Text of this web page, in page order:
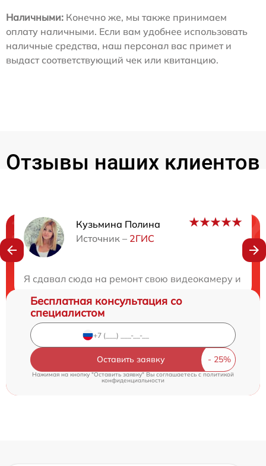
Наличными: Конечно же, мы также принимаем
оплату наличными. Если вам удобнее использовать
наличные средства, наш персонал вас примет и
выдаст соответствующий чек или квитанцию.
Отзывы наших клиентов
Кузьмина Полина
Источник – 2ГИС
Я сдавал сюда на ремонт свою видеокамеру и
Нужна консультация?
Бесплатная консультация со
специалистом
Оставить заявку
Нажимая на кнопку "Оставить заявку" Вы соглашаетесь cполитикой
конфиденциальности